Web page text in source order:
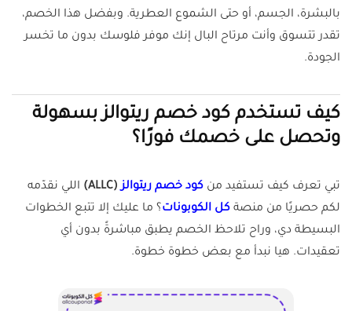
بالبشرة، الجسم، أو حتى الشموع العطرية. وبفضل هذا الخصم،
تقدر تتسوق وأنت مرتاح البال إنك موفر فلوسك بدون ما تخسر
الجودة.
كيف تستخدم كود خصم ريتوالز بسهولة
وتحصل على خصمك فورًا؟
تبي تعرف كيف تستفيد من كود خصم ريتوالز(ALLC)
اللي نقدّمه
لكم حصريًا من منصة كل الكوبونات؟ ما عليك إلا تتبع الخطوات
البسيطة دي، وراح تلاحظ الخصم يطبق مباشرةً بدون أي
تعقيدات. هيا نبدأ مع بعض خطوة خطوة.